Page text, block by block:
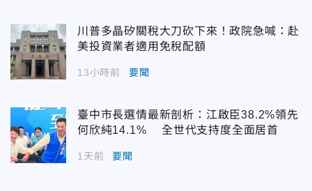
川普多晶矽關稅大刀砍下來！政院急喊：赴
美投資業者適用免稅配額
13小時前 要聞
臺中市長選情最新剖析：江啟臣38.2%領先
何欣純14.1% 全世代支持度全面居首
1天前 要聞